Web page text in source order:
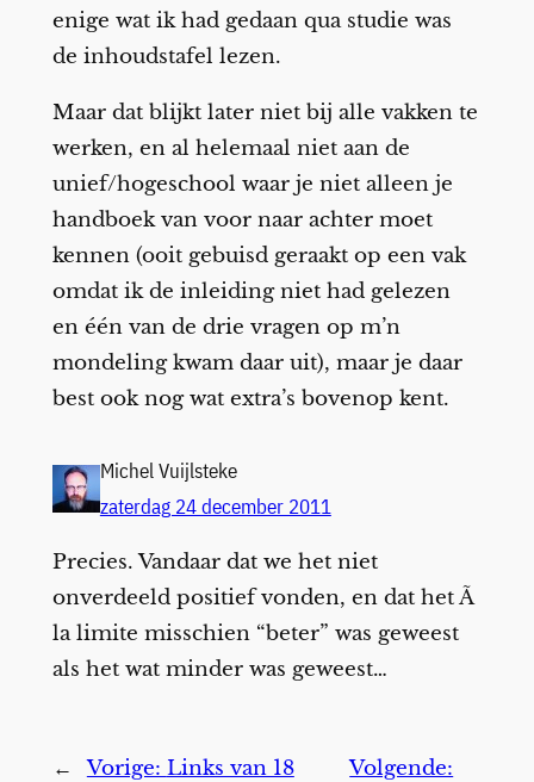
enige wat ik had gedaan qua studie was
de inhoudstafel lezen.
Maar dat blijkt later niet bij alle vakken te
werken, en al helemaal niet aan de
unief/hogeschool waar je niet alleen je
handboek van voor naar achter moet
kennen (ooit gebuisd geraakt op een vak
omdat ik de inleiding niet had gelezen
en één van de drie vragen op m’n
mondeling kwam daar uit), maar je daar
best ook nog wat extra’s bovenop kent.
Michel Vuijlsteke
zaterdag 24 december 2011
Precies. Vandaar dat we het niet
onverdeeld positief vonden, en dat het Ã
la limite misschien “beter” was geweest
als het wat minder was geweest…
← Vorige: Links van 18
Volgende: